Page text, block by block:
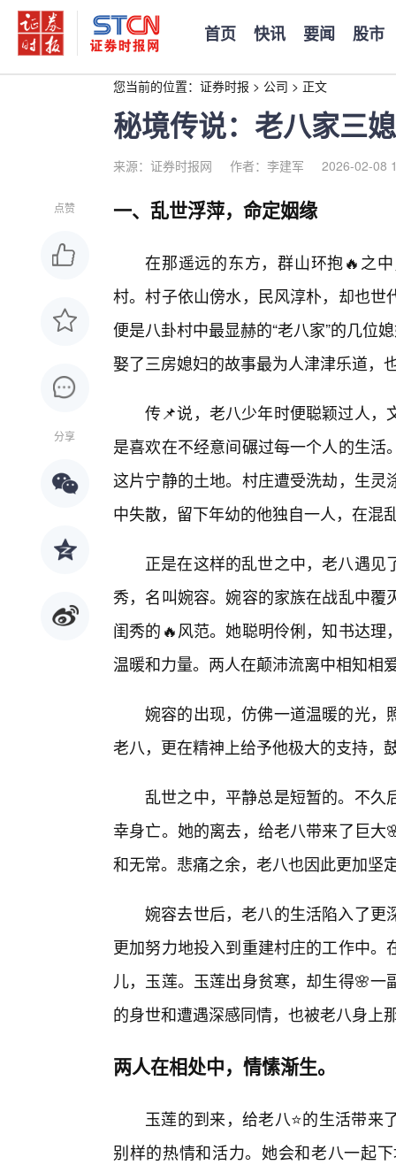
首页 快讯 要闻 股市
您当前的位置： 证券时报 > 公司 > 正文
秘境传说：老八家三
来源：证券时报网 作者：李建军 2026-02-08
点赞
分享
一、乱世浮萍，命定姻缘
在那遥远的东方，群山环抱🔥之
村。村子依山傍水，民风淳朴，却也
便是八卦村中最显赫的“老八家”的几位
娶了三房媳妇的故事最为人津津乐道，
传📌说，老八少年时便聪颖过人，
是喜欢在不经意间碾过每一个人的生
这片宁静的土地。村庄遭受洗劫，生
中失散，留下年幼的他独自一人，在混
正是在这样的乱世之中，老八遇
秀，名叫婉容。婉容的家族在战乱中
闺秀的🔥风范。她聪明伶俐，知书达
温暖和力量。两人在颠沛流离中相知相
婉容的出现，仿佛一道温暖的光，
老八，更在精神上给予他极大的支持，
乱世之中，平静总是短暂的。不久
幸身亡。她的离去，给老八带来了巨
和无常。悲痛之余，老八也因此更加坚
婉容去世后，老八的生活陷入了更
更加努力地投入到重建村庄的工作中
儿，玉莲。玉莲出身贫寒，却生得🌸
的身世和遭遇深感同情，也被老八身上
两人在相处中，情愫渐生。
玉莲的到来，给老八⭐的生活带
别样的热情和活力。她会和老八一起